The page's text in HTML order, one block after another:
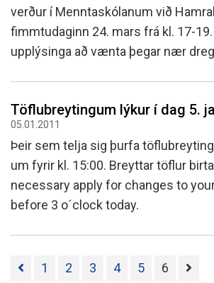
verður í Menntaskólanum við
fimmtudaginn 24. mars frá kl. 17-19.
upplýsinga að vænta þegar nær
Töflubreytingum lýkur í dag 5.
05.01.2011
Þeir sem telja sig þurfa
um fyrir kl. 15:00. Breyttar töflur
necessary apply for changes to
before 3 o´clock today.
1 2 3 4 5 6